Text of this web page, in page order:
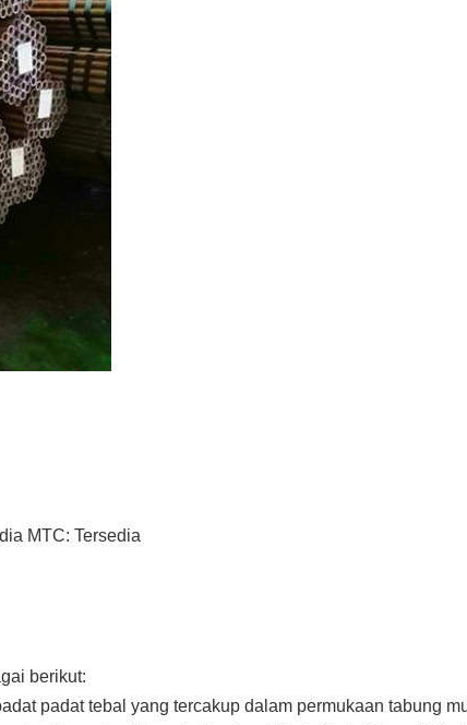
MTC: Tersedia
berikut:
padat tebal yang tercakup dalam permukaan tabung